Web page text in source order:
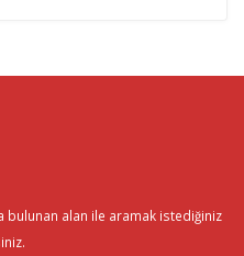
bulunan alan ile aramak istediğiniz